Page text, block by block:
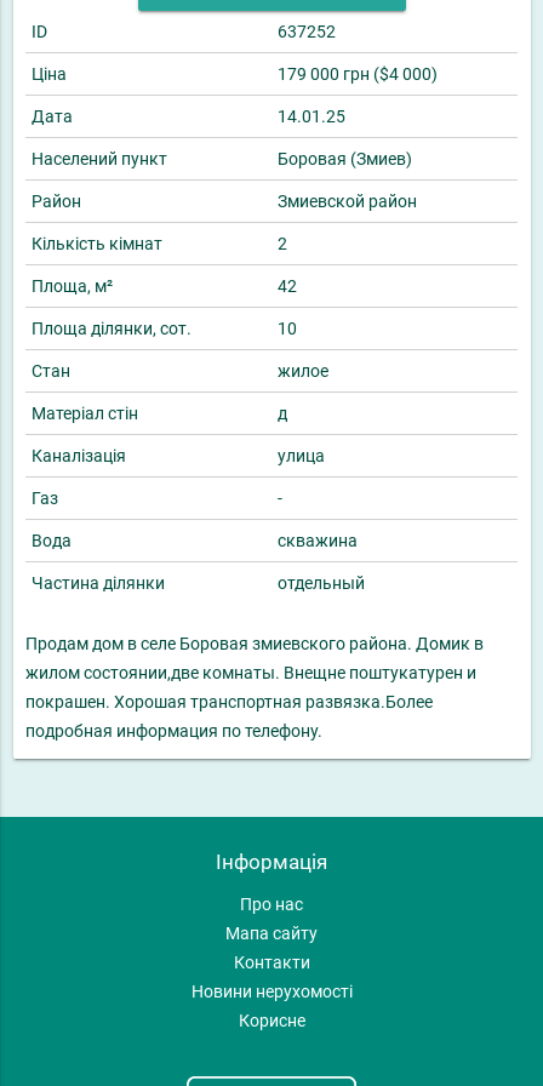
ID 637252
Ціна 179 000 грн ($4 000)
Дата 14.01.25
Населений пункт Боровая (Змиев)
Район Змиевской район
Кількість кімнат 2
Площа, м² 42
Площа ділянки, сот. 10
Стан жилое
Матеріал стін д
Каналізація улица
Газ -
Вода скважина
Частина ділянки отдельный
Продам дом в селе Боровая змиевского района. Домик в
жилом состоянии,две комнаты. Внещне поштукатурен и
покрашен. Хорошая транспортная развязка.Более
подробная информация по телефону.
Інформація
Про нас
Мапа сайту
Контакти
Новини нерухомості
Корисне